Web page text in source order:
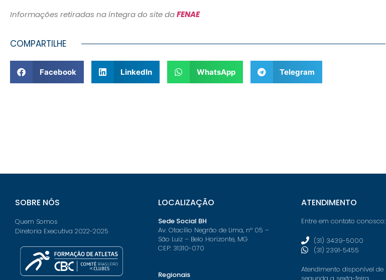
Informações retiradas na íntegra do site daFENAE
COMPARTILHE
Facebook LinkedIn WhatsApp Telegram
SOBRE NÓS
Quem Somos
Diretoria Executiva 2022-2025
LOCALIZAÇÃO
Sede Social BH
Av. Otacílio Negrão de Lima, nº 05 –
São Luiz – Belo Horizonte, MG
CEP: 31310-070
Regionais
ATENDIMENTO
Entre em contato conosco:
(31) 3439-5000
(31) 2391-5455
Atendimento disponível de
segunda a sexta-feira,